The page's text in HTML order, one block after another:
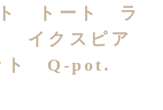
トート ラ
イクスピア
ト Q-pot.